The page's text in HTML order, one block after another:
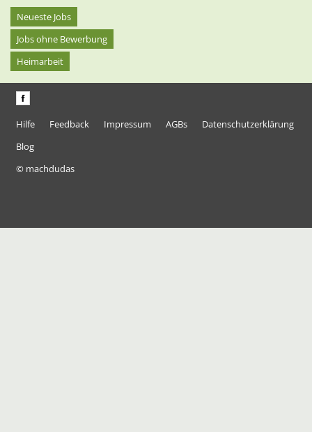
Neueste Jobs
Jobs ohne Bewerbung
Heimarbeit
Hilfe Feedback Impressum AGBs
Datenschutzerklärung
Blog
© machdudas